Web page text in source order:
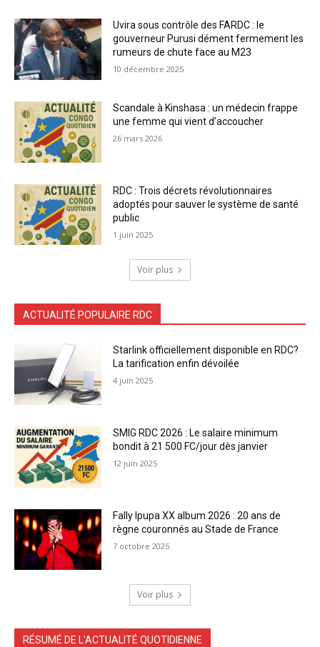
Uvira sous contrôle des FARDC : le
gouverneur Purusi dément fermement les
rumeurs de chute face au M23
10 décembre 2025
Scandale à Kinshasa : un médecin frappe
une femme qui vient d’accoucher
26 mars 2026
RDC : Trois décrets révolutionnaires
adoptés pour sauver le système de santé
public
1 juin 2025
Voir plus
ACTUALITÉ POPULAIRE RDC
Starlink officiellement disponible en RDC?
La tarification enfin dévoilée
4 juin 2025
SMIG RDC 2026 : Le salaire minimum
bondit à 21 500 FC/jour dès janvier
12 juin 2025
Fally Ipupa XX album 2026 : 20 ans de
règne couronnés au Stade de France
7 octobre 2025
Voir plus
RÉSUMÉ DE L'ACTUALITÉ QUOTIDIENNE